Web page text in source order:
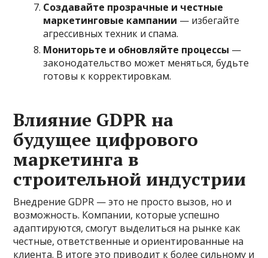
Создавайте прозрачные и честные
маркетинговые кампании — избегайте
агрессивных техник и спама.
Мониторьте и обновляйте процессы —
законодательство может меняться, будьте
готовы к корректировкам.
Влияние GDPR на
будущее цифрового
маркетинга в
строительной индустрии
Внедрение GDPR — это не просто вызов, но и
возможность. Компании, которые успешно
адаптируются, смогут выделиться на рынке как
честные, ответственные и ориентированные на
клиента. В итоге это приводит к более сильному и